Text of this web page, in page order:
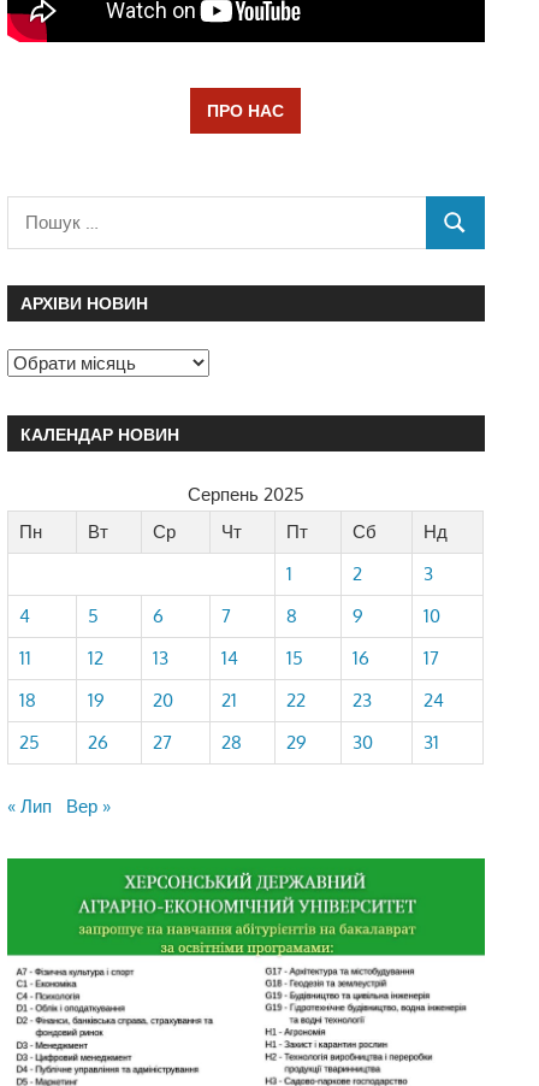
ПРО НАС
АРХІВИ НОВИН
КАЛЕНДАР НОВИН
Серпень 2025
Пн
Вт Ср Чт Пт Сб
Нд
1
2
3
4
5 6 7 8 9
10
11
12 13 14 15 16
17
18
19 20 21 22 23
24
25
26 27 28 29 30 31
« Лип Вер »